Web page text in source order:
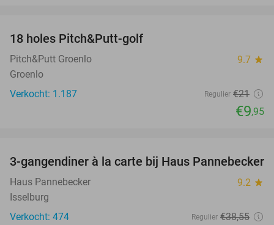
18 holes Pitch&Putt-golf
Pitch&Putt Groenlo 9.7 star
Groenlo
Verkocht: 1.187
Regulier €21
€9,95
38%
3-gangendiner à la carte bij Haus Pannebecker
Haus Pannebecker 9.2 star
Isselburg
Verkocht: 474
Regulier €38,55